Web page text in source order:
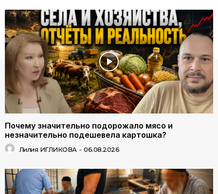
Почему значительно подорожало мясо и
незначительно подешевела картошка?
Лилия ИГЛИКОВА - 06.08.2026